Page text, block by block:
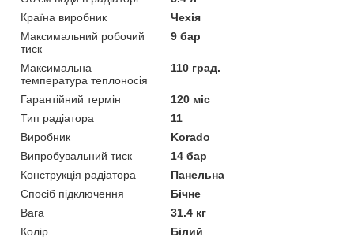
Країна виробник
Чехія
Максимальний робочий
тиск
9 бар
Максимальна
температура теплоносія
110 град.
Гарантійний термін
120 міс
Тип радіатора
11
Виробник
Korado
Випробувальний тиск
14 бар
Конструкція радіатора
Панельна
Спосіб підключення
Бічне
Вага
31.4 кг
Колір
Білий